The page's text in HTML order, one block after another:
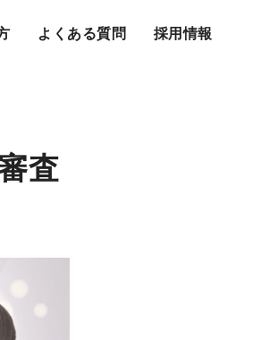
よくある質問 採用情報
査